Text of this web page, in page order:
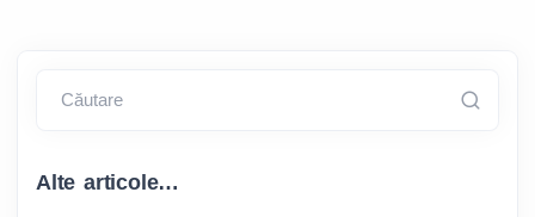
Căutare
Alte articole…